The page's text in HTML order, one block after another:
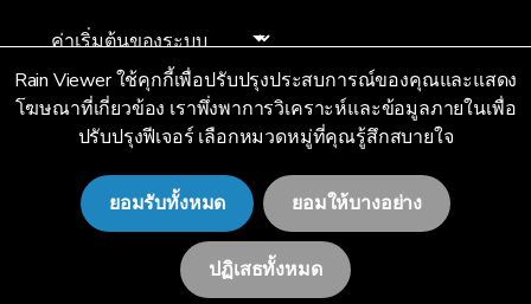
Rain Viewer ใช้คุกกี้เพื่อปรับปรุงประสบการณ์ของคุณและแสดง
โฆษณาที่เกี่ยวข้อง เราพึ่งพาการวิเคราะห์และข้อมูลภายในเพื่อ
ปรับปรุงฟีเจอร์ เลือกหมวดหมู่ที่คุณรู้สึกสบายใจ
ยอมรับทั้งหมด ยอมให้บางอย่าง
ปฏิเสธทั้งหมด
ภาษา
แบบไทย (TH)
© 2026 RainViewer,MeteoLab Inc.